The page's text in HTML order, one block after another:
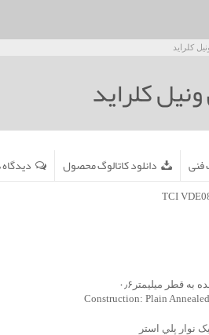
کلرايد
کلرايد
دانلود کاتالوگ محصول
قطر ميليمتر۰٫۶
Construction: Plain
نوار پلي استر